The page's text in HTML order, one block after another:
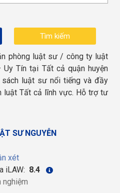
phòng luật sư / công ty luật
Tín tại Tất cả quận huyện
sách luật sư nổi tiếng và đầy
luật Tất cả lĩnh vực. Hỗ trợ tư
SƯ NGUYỄN
xét
iLAW: 8.4
nghiệm